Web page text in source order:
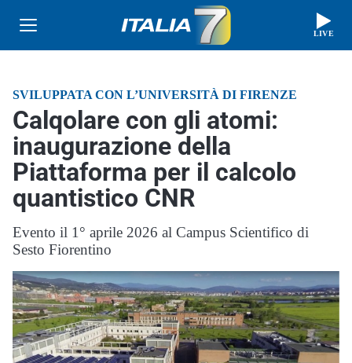
LIVE
SVILUPPATA CON L’UNIVERSITÀ DI FIRENZE
Calqolare con gli atomi:
inaugurazione della
Piattaforma per il calcolo
quantistico CNR
Evento il 1° aprile 2026 al Campus Scientifico di
Sesto Fiorentino